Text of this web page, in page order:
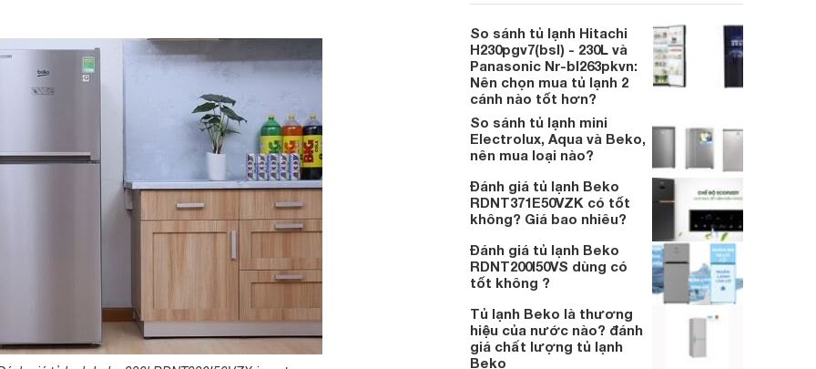
So sánh tủ lạnh Hitachi
H230pgv7(bsl) - 230L và
Panasonic Nr-bl263pkvn:
Nên chọn mua tủ lạnh 2
cánh nào tốt hơn?
So sánh tủ lạnh mini
Electrolux, Aqua và Beko,
nên mua loại nào?
Đánh giá tủ lạnh Beko
RDNT371E50VZK có tốt
không? Giá bao nhiêu?
Đánh giá tủ lạnh Beko
RDNT200I50VS dùng có
tốt không ?
Tủ lạnh Beko là thương
hiệu của nước nào? đánh
giá chất lượng tủ lạnh
Beko